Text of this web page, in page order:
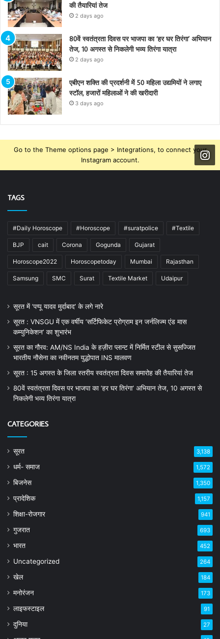
की तैयारियां तेज
2 days ago
80वें स्वतंत्रता दिवस पर भाजपा का ‘हर घर तिरंगा’ अभियान
तेज, 10 अगस्त से निकलेगी भव्य तिरंगा यात्रा
2 days ago
एबीएन शक्ति की प्रदर्शनी में 50 महिला उद्यमियों ने लगाए
स्टॉल, हजारों महिलाओं ने की खरीदारी
3 days ago
Go to the Theme options page > Integrations, to connect your
Instagram account.
TAGS
#Daily Horoscope #Horoscope #suratpolice #Textile
BJP cait Corona Gogunda Gujarat
Horoscope2022 Horoscopetoday Mumbai Rajasthan
Samsung SMC Surat Textile Market Udaipur
सूरत में ‘पप्पू यादव मुर्दाबाद’ के लगे नारे
सूरत : VNSGU में एक वर्षीय ‘सर्टिफिकेट प्रोग्राम इन जर्नलिज्म एंड मास
कम्युनिकेशन’ का शुभारंभ
सूरत का गौरव: AM/NS India के हज़ीरा प्लान्ट में निर्मित स्टील से सुसज्जित
भारतीय नौसेना का नवीनतम युद्धोपात INS मालवण
सूरत : 15 अगस्त के जिला स्तरीय स्वतंत्रता दिवस समारोह की तैयारियां तेज
80वें स्वतंत्रता दिवस पर भाजपा का ‘हर घर तिरंगा’ अभियान तेज, 10 अगस्त से
निकलेगी भव्य तिरंगा यात्रा
CATEGORIES
सूरत 3,138
धर्म- समाज 1,572
बिजनेस 1,350
प्रादेशिक 1,157
शिक्षा-रोजगार 941
गुजरात 693
भारत 452
Uncategorized 264
खेल 184
मनोरंजन 173
लाइफस्टाइल 91
दुनिया 27